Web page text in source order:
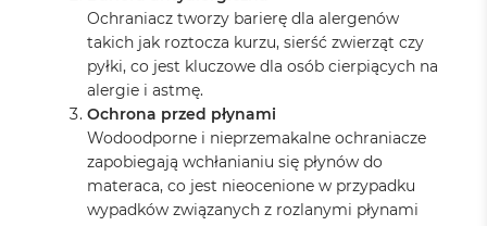
Ochraniacz tworzy barierę dla alergenów
takich jak roztocza kurzu, sierść zwierząt czy
pyłki, co jest kluczowe dla osób cierpiących na
alergie i astmę.
Ochrona przed płynami
Wodoodporne i nieprzemakalne ochraniacze
zapobiegają wchłanianiu się płynów do
materaca, co jest nieocenione w przypadku
wypadków związanych z rozlanymi płynami